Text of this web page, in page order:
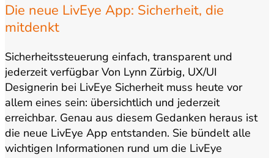
Die neue LivEye App: Sicherheit, die
mitdenkt
Sicherheitssteuerung einfach, transparent und
jederzeit verfügbar Von Lynn Zürbig, UX/UI
Designerin bei LivEye Sicherheit muss heute vor
allem eines sein: übersichtlich und jederzeit
erreichbar. Genau aus diesem Gedanken heraus ist
die neue LivEye App entstanden. Sie bündelt alle
wichtigen Informationen rund um die LivEye